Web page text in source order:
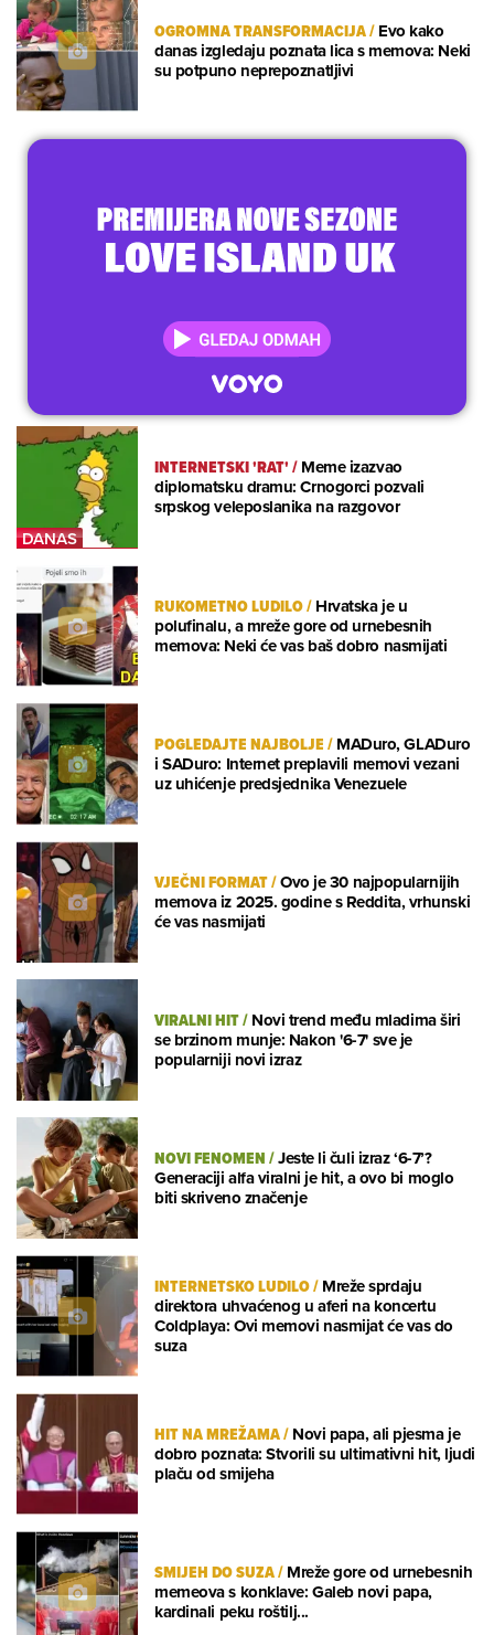
OGROMNA TRANSFORMACIJA/Evo kako
danas izgledaju poznata lica s memova: Neki
su potpuno neprepoznatljivi
INTERNETSKI 'RAT'/Meme izazvao
diplomatsku dramu: Crnogorci pozvali
srpskog veleposlanika na razgovor
RUKOMETNO LUDILO/Hrvatska je u
polufinalu, a mreže gore od urnebesnih
memova: Neki će vas baš dobro nasmijati
POGLEDAJTE NAJBOLJE/MADuro, GLADuro
i SADuro: Internet preplavili memovi vezani
uz uhićenje predsjednika Venezuele
VJEČNI FORMAT/Ovo je 30 najpopularnijih
memova iz 2025. godine s Reddita, vrhunski
će vas nasmijati
VIRALNI HIT/Novi trend među mladima širi
se brzinom munje: Nakon '6-7' sve je
popularniji novi izraz
NOVI FENOMEN/Jeste li čuli izraz ‘6-7’?
Generaciji alfa viralni je hit, a ovo bi moglo
biti skriveno značenje
INTERNETSKO LUDILO/Mreže sprdaju
direktora uhvaćenog u aferi na koncertu
Coldplaya: Ovi memovi nasmijat će vas do
suza
HIT NA MREŽAMA/Novi papa, ali pjesma je
dobro poznata: Stvorili su ultimativni hit, ljudi
plaču od smijeha
SMIJEH DO SUZA/Mreže gore od urnebesnih
memeova s konklave: Galeb novi papa,
kardinali peku roštilj...